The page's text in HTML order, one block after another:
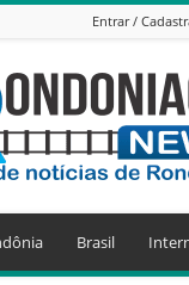
Entrar /
Jornal
Eletrônico
Rondoniaqui
News
Brasil